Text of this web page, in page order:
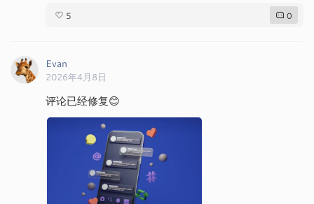
5 0
Evan
2026年4月8日
评论已经修复😊